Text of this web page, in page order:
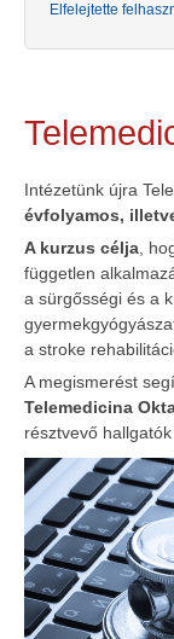
Elfelejtette
Intézetünk újra
évfolyamos,
A kurzus célja ,
független
a sürgősségi és a
a stroke
A megismerést
Telemedicina
résztvevő